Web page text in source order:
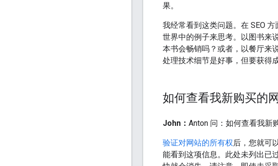
果。
我经常看到这类问题。在 SEO
世界中的例子来思考。以图书来
本书会畅销吗？或者，以餐厅来
处理技术细节是好事，但要获得
如何查看我新购买的
John： Anton 问：如何查看我新
验证对网站的所有权后，您就可
能看到这项信息。此处未列出已